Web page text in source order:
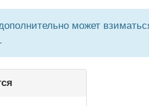
может